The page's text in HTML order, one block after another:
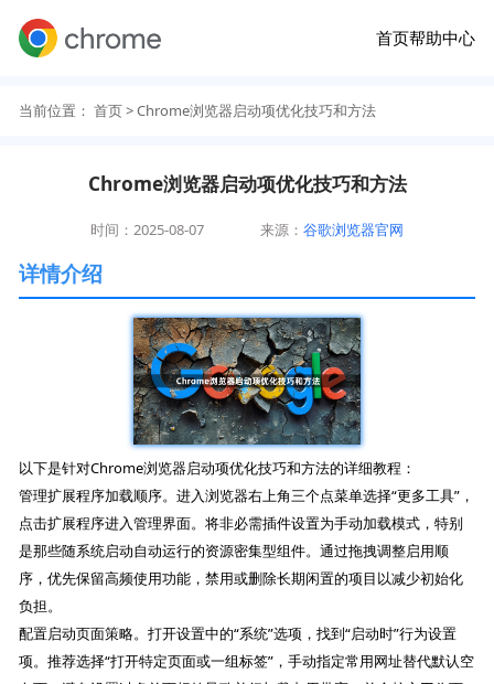
首页帮助中心
当前位置： 首页> Chrome浏览器启动项优化技巧和方法
Chrome浏览器启动项优化技巧和方法
时间：2025-08-07 来源：谷歌浏览器官网
详情介绍
以下是针对Chrome浏览器启动项优化技巧和方法的详细教程：
管理扩展程序加载顺序。进入浏览器右上角三个点菜单选择“更多工具”，
点击扩展程序进入管理界面。将非必需插件设置为手动加载模式，特别
是那些随系统启动自动运行的资源密集型组件。通过拖拽调整启用顺
序，优先保留高频使用功能，禁用或删除长期闲置的项目以减少初始化
负担。
配置启动页面策略。打开设置中的“系统”选项，找到“启动时”行为设置
项。推荐选择“打开特定页面或一组标签”，手动指定常用网址替代默认空